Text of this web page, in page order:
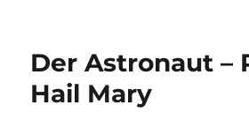
Der Astronaut –
Hail Mary